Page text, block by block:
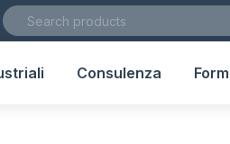
Consulenza